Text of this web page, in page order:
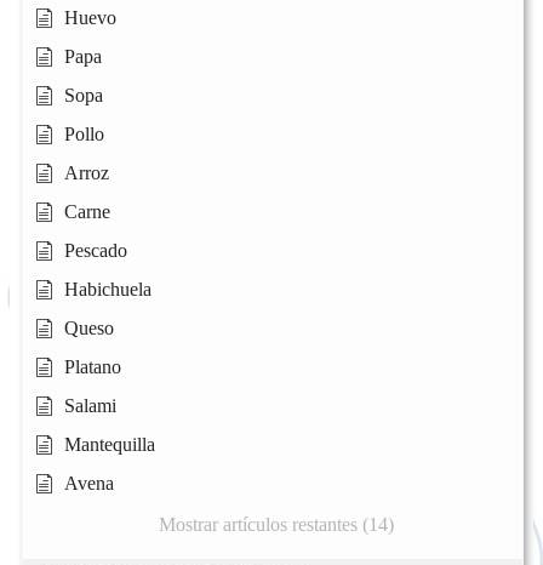
Huevo
Papa
Sopa
Pollo
Arroz
Carne
Pescado
Habichuela
Queso
Platano
Salami
Mantequilla
Avena
Mostrar artículos restantes (14)